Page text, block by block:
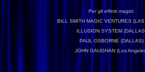
Per gli effetti magici:
BILL SMITH MAGIC VENTURES
ILLUSION SYSTEM
PAUL OSBORNE (DALLAS)
JOHN GAUGHAN (Los